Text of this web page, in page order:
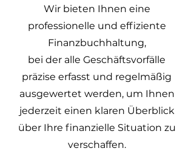
Wir bieten Ihnen eine
professionelle und effiziente
Finanzbuchhaltung,
bei der alle Geschäftsvorfälle
präzise erfasst und regelmäßig
ausgewertet werden, um Ihnen
jederzeit einen klaren Überblick
über Ihre finanzielle Situation zu
verschaffen.